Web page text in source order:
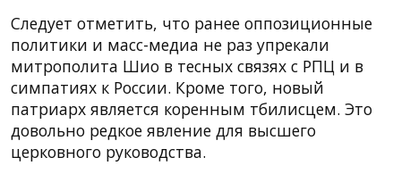
Следует отметить, что ранее оппозиционные
политики и масс-медиа не раз упрекали
митрополита Шио в тесных связях с РПЦ и в
симпатиях к России. Кроме того, новый
патриарх является коренным тбилисцем. Это
довольно редкое явление для высшего
церковного руководства.